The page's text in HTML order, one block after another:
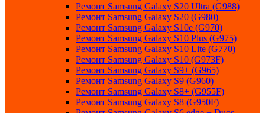
Ремонт Samsung Galaxy S20 Ultra (G988)
Ремонт Samsung Galaxy S20 (G980)
Ремонт Samsung Galaxy S10e (G970)
Ремонт Samsung Galaxy S10 Plus (G975)
Ремонт Samsung Galaxy S10 Lite (G770)
Ремонт Samsung Galaxy S10 (G973F)
Ремонт Samsung Galaxy S9+ (G965)
Ремонт Samsung Galaxy S9 (G960)
Ремонт Samsung Galaxy S8+ (G955F)
Ремонт Samsung Galaxy S8 (G950F)